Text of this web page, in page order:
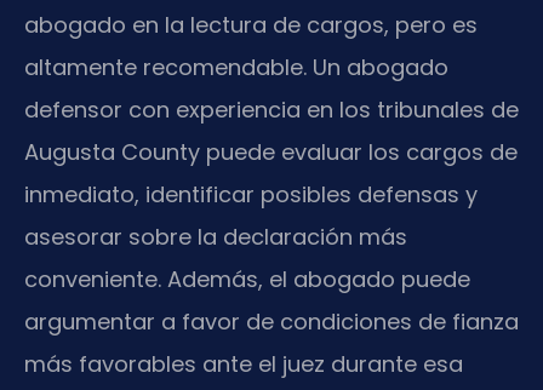
abogado en la lectura de cargos, pero es
altamente recomendable. Un abogado
defensor con experiencia en los tribunales de
Augusta County puede evaluar los cargos de
inmediato, identificar posibles defensas y
asesorar sobre la declaración más
conveniente. Además, el abogado puede
argumentar a favor de condiciones de fianza
más favorables ante el juez durante esa